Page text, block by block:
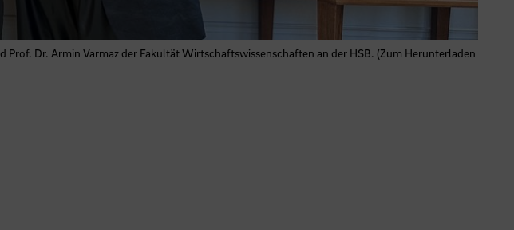
Dr. Armin Varmaz der Fakultät Wirtschaftswissenschaften an der HSB. (Zum Herunterladen